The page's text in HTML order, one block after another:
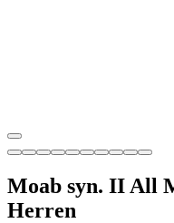
Moab syn. II All
Herren